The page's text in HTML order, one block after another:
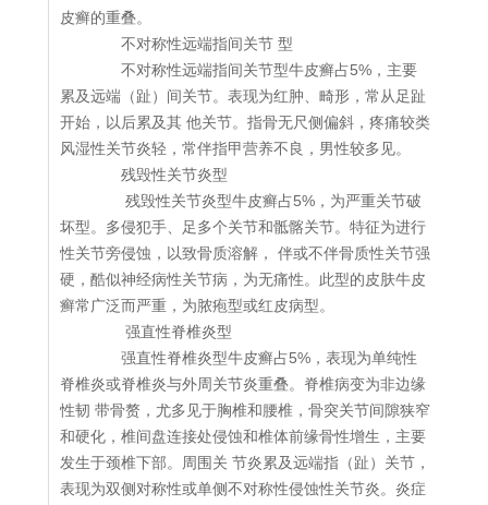
皮癣的重叠。
不对称性远端指间关节 型
不对称性远端指间关节型牛皮癣占5%，主要
累及远端（趾）间关节。表现为红肿、畸形，常从足趾
开始，以后累及其 他关节。指骨无尺侧偏斜，疼痛较类
风湿性关节炎轻，常伴指甲营养不良，男性较多见。
残毁性关节炎型
残毁性关节炎型牛皮癣占5%，为严重关节破
坏型。多侵犯手、足多个关节和骶髂关节。特征为进行
性关节旁侵蚀，以致骨质溶解， 伴或不伴骨质性关节强
硬，酷似神经病性关节病，为无痛性。此型的皮肤牛皮
癣常广泛而严重，为脓疱型或红皮病型。
强直性脊椎炎型
强直性脊椎炎型牛皮癣占5%，表现为单纯性
脊椎炎或脊椎炎与外周关节炎重叠。脊椎病变为非边缘
性韧 带骨赘，尤多见于胸椎和腰椎，骨突关节间隙狭窄
和硬化，椎间盘连接处侵蚀和椎体前缘骨性增生，主要
发生于颈椎下部。周围关 节炎累及远端指（趾）关节，
表现为双侧对称性或单侧不对称性侵蚀性关节炎。炎症